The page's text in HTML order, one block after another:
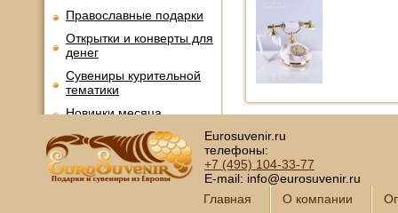
Православные подарки
Открытки и конверты для
денег
Сувениры курительной
тематики
Новинки месяца
Eurosuvenir.ru
телефоны:
+7 (495) 104-33-77
E-mail: info@eurosuvenir.ru
Главная
О компании